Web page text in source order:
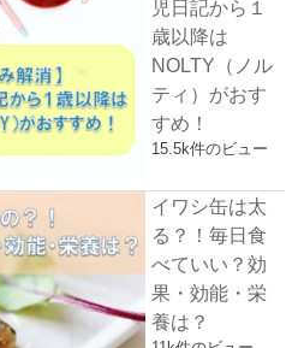
児日記から１
歳以降は
NOLTY（ノル
ティ）がおす
すめ！
15.5k件のビュー
イワシ缶は太
る？！毎日食
べていい？効
果・効能・栄
養は？